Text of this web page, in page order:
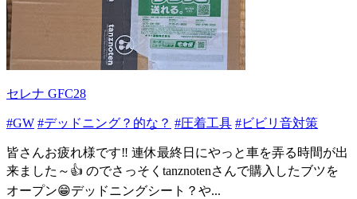
セレナ GFC28
#GW #デッドニング？的な？ #圧着工具 #ビビリ音対策
皆さんお疲れ様です‼️ 連休最終日にやっと車を弄る時間が出
来ました～👍 のでさっそくtanznotenさんで購入したブツを
オープン😁デッドニングシート？や...